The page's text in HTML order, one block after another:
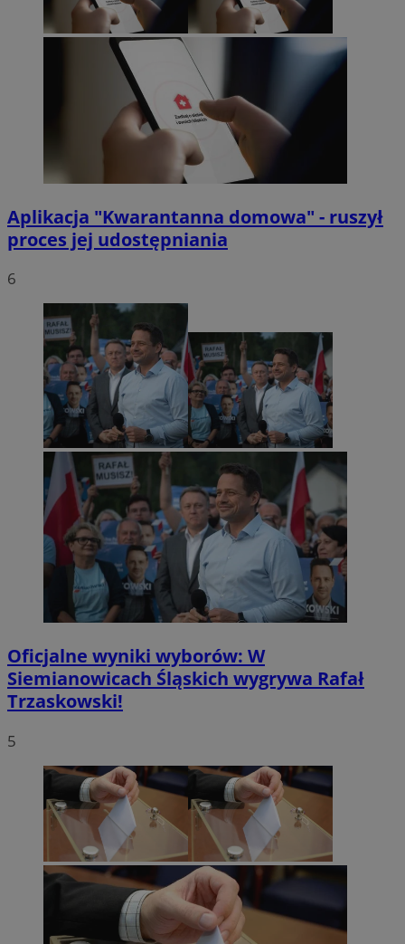
Aplikacja "Kwarantanna domowa" - ruszył
proces jej udostępniania
6
Oficjalne wyniki wyborów: W
Siemianowicach Śląskich wygrywa Rafał
Trzaskowski!
5